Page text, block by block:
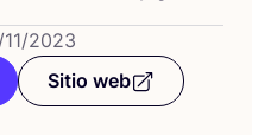
2023
Sitio web